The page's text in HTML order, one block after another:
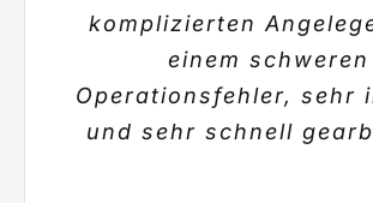
komplizierten
einem schweren
Operationsfehler, sehr
und sehr schnell